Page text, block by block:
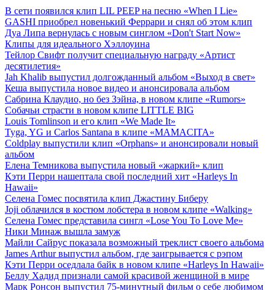
В сети появился клип LIL PEEP на песню «When I Lie»
GASHI приобрел новенький Феррари и снял об этом клип
Дуа Липа вернулась с новым синглом «Don't Start Now»
Клипы для идеального Хэллоуина
Тейлор Свифт получит специальную награду «Артист
десятилетия»
Jah Khalib выпустил долгожданный альбом «Выход в свет»
Кеша выпустила новое видео и анонсировала альбом
Сабрина Клаудио, но без Зэйна, в новом клипе «Rumors»
Собачьи страсти в новом клипе LITTLE BIG
Louis Tomlinson и его клип «We Made It»
Tyga, YG и Carlos Santana в клипе «MAMACITA»
Coldplay выпустили клип «Orphans» и анонсировали новый
альбом
Елена Темникова выпустила новый «жаркий» клип
Кэти Перри нашептала свой последний хит «Harleys In
Hawaii»
Селена Гомес посвятила клип Джастину Биберу
Joji облачился в костюм лобстера в новом клипе «Walking»
Селена Гомес представила сингл «Lose You To Love Me»
Ники Минаж вышла замуж
Майли Сайрус показала возможный треклист своего альбома
James Arthur выпустил альбом, где заигрывается с рэпом
Кэти Перри оседлала байк в новом клипе «Harleys In Hawaii»
Беллу Хадид признали самой красивой женщиной в мире
Марк Ронсон выпустил 75-минутный фильм о себе любимом